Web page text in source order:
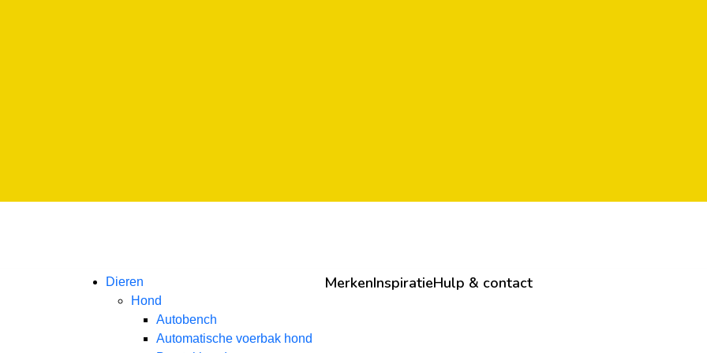
Dieren
Hond
Autobench
Automatische voerbak hond
MerkenInspiratieHulp & contact